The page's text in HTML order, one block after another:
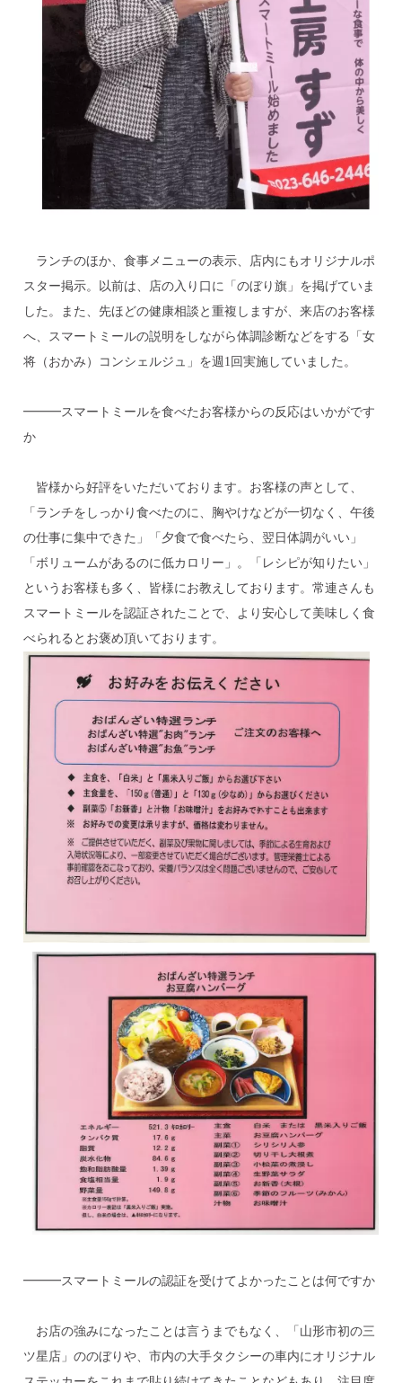
ランチのほか、食事メニューの表示、店内にもオリジナルポ
スター掲示。以前は、店の入り口に「のぼり旗」を掲げていま
した。また、先ほどの健康相談と重複しますが、来店のお客様
へ、スマートミールの説明をしながら体調診断などをする「女
将（おかみ）コンシェルジュ」を週1回実施していました。
━━━スマートミールを食べたお客様からの反応はいかがです
か
皆様から好評をいただいております。お客様の声として、
「ランチをしっかり食べたのに、胸やけなどが一切なく、午後
の仕事に集中できた」「夕食で食べたら、翌日体調がいい」
「ボリュームがあるのに低カロリー」。「レシピが知りたい」
というお客様も多く、皆様にお教えしております。常連さんも
スマートミールを認証されたことで、より安心して美味しく食
べられるとお褒め頂いております。
━━━スマートミールの認証を受けてよかったことは何ですか
お店の強みになったことは言うまでもなく、「山形市初の三
ツ星店」ののぼりや、市内の大手タクシーの車内にオリジナル